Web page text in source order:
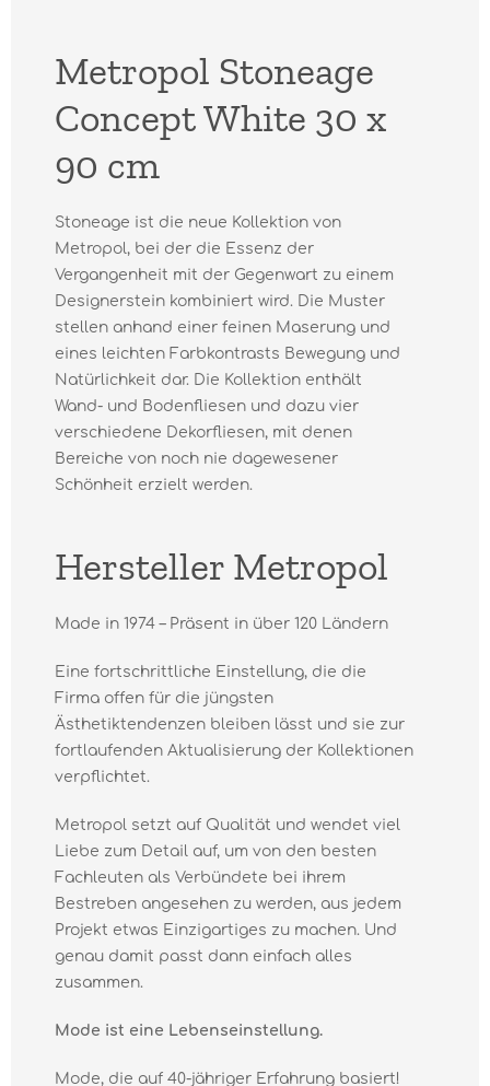
Metropol Stoneage
Concept White 30 x
90 cm
Stoneage ist die neue Kollektion von
Metropol, bei der die Essenz der
Vergangenheit mit der Gegenwart zu einem
Designerstein kombiniert wird. Die Muster
stellen anhand einer feinen Maserung und
eines leichten Farbkontrasts Bewegung und
Natürlichkeit dar. Die Kollektion enthält
Wand- und Bodenfliesen und dazu vier
verschiedene Dekorfliesen, mit denen
Bereiche von noch nie dagewesener
Schönheit erzielt werden.
Hersteller Metropol
Made in 1974 – Präsent in über 120 Ländern
Eine fortschrittliche Einstellung, die die
Firma offen für die jüngsten
Ästhetiktendenzen bleiben lässt und sie zur
fortlaufenden Aktualisierung der Kollektionen
verpflichtet.
Metropol setzt auf Qualität und wendet viel
Liebe zum Detail auf, um von den besten
Fachleuten als Verbündete bei ihrem
Bestreben angesehen zu werden, aus jedem
Projekt etwas Einzigartiges zu machen. Und
genau damit passt dann einfach alles
zusammen.
Mode ist eine Lebenseinstellung.
Mode, die auf 40-jähriger Erfahrung basiert!